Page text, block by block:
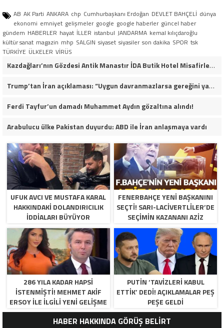
AB AK Parti ANKARA chp Cumhurbaşkanı Erdoğan DEVLET BAHÇELİ dünya
ekonomi emniyet gelişmeler google google haberler güncel haber
gündem HABERLER hayat İLLER istanbul JANDARMA kemal kılıçdaroğlu
kültür sanat magazin mhp SALGIN siyaset siyasiler son dakika SPOR tsk
TÜRKİYE ÜLKELER VİRÜS
Kazdağları’nın Gözdesi Antik Manastır İDA Butik Hotel Misafirlerinden Tam Not Alıyor
Trump’tan İran açıklaması: “Uygun davranmazlarsa gereğini yaparım”
Ferdi Tayfur’un damadı Muhammet Aydın gözaltına alındı!
Arabulucu ülke Pakistan duyurdu: ABD ile İran anlaşmaya vardı
UFUK AVCI VE MUSTAFA KARAL
HAKKINDAKI DOLANDIRICILIK
İDDIALARI BÜYÜYOR
FENERBAHÇE YENI BAŞKANINI
SEÇTI! SARI-LACIVERTLILER’DE
SEÇIMIN KAZANANI AZIZ
YILDIRIM OLDU
286 YILA KADAR HAPSI
ISTENMIŞTI! MEHMET AKIF
ERSOY ILE ILGILI YENI GELIŞME
PUTIN ‘TAVIZLERI KABUL
ETTIK’ DEDI! AÇIKLAMALAR PEŞ
PEŞE GELDI
HABER HAKKINDA GÖRÜŞ BELİRT